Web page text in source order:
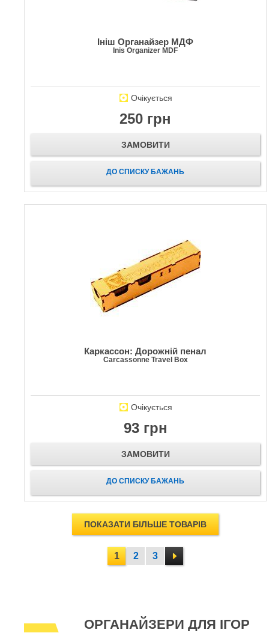
Ініш Органайзер МДФ
Inis Organizer MDF
Очікується
250 грн
ЗАМОВИТИ
ДО СПИСКУ БАЖАНЬ
Каркассон: Дорожній пенал
Carcassonne Travel Box
Очікується
93 грн
ЗАМОВИТИ
ДО СПИСКУ БАЖАНЬ
ПОКАЗАТИ БІЛЬШЕ ТОВАРІВ
1 2 3
ОРГАНАЙЗЕРИ ДЛЯ ІГОР